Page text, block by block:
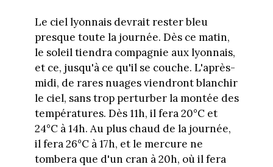
Le ciel lyonnais devrait rester bleu
presque toute la journée. Dès ce matin,
le soleil tiendra compagnie aux lyonnais,
et ce, jusqu'à ce qu'il se couche. L'après-
midi, de rares nuages viendront blanchir
le ciel, sans trop perturber la montée des
températures. Dès 11h, il fera 20°C et
24°C à 14h. Au plus chaud de la journée,
il fera 26°C à 17h, et le mercure ne
tombera que d'un cran à 20h, où il fera